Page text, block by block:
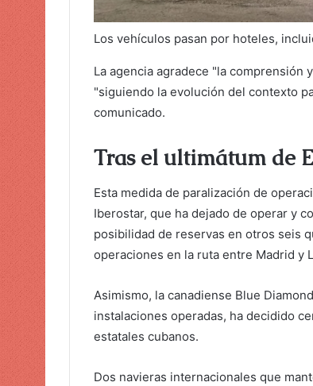
Los vehículos pasan por hoteles,
La agencia agradece "la
"siguiendo la evolución del contexto
comunicado.
Tras el ultimátum de
Esta medida de paralización de
Iberostar, que ha dejado de operar y
posibilidad de reservas en otros seis
operaciones en la ruta entre Madrid y
Asimismo, la canadiense Blue
instalaciones operadas, ha decidido
estatales cubanos.
Dos navieras internacionales que